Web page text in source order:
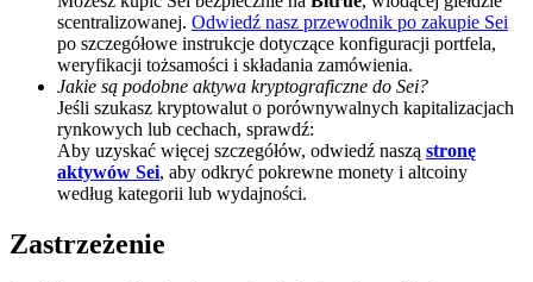
BTC Welcome Rewards
Deposit & Trade BTC to Share 25000 USDT prize pool!
Deposit CASHCAT & Win
scentralizowanej. Odwiedź nasz przewodnik po zakupie Sei
po szczegółowe instrukcje dotyczące konfiguracji portfela,
weryfikacji tożsamości i składania zamówienia.
Jakie są podobne aktywa kryptograficzne do Sei?
Jeśli szukasz kryptowalut o porównywalnych kapitalizacjach
rynkowych lub cechach, sprawdź:
Aby uzyskać więcej szczegółów, odwiedź naszą stronę
aktywów Sei, aby odkryć pokrewne monety i altcoiny
według kategorii lub wydajności.
Zastrzeżenie